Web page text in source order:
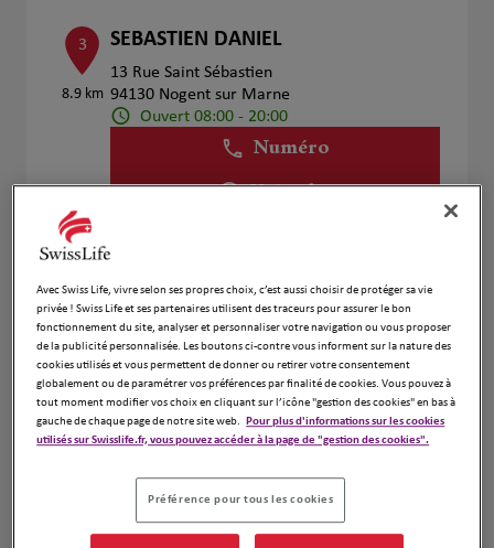
3
8.9 km
SEBASTIEN DANIEL
13 Rue Saint Sébastien
94130 Nogent sur Marne
Ouvert 08:00 - 20:00
Numéro
Voir plus
4
10.31
km
Caroline Ruiz
11 Rue de l'église
94300 Vincennes
Fermé aujourd'hui
Ouvert sur rdv 08:00 - 18:00
Numéro
Prendre RDV
Avec Swiss Life, vivre selon ses propres choix, c’est aussi choisir de protéger sa vie
privée ! Swiss Life et ses partenaires utilisent des traceurs pour assurer le bon
fonctionnement du site, analyser et personnaliser votre navigation ou vous proposer
de la publicité personnalisée. Les boutons ci-contre vous informent sur la nature des
cookies utilisés et vous permettent de donner ou retirer votre consentement
globalement ou de paramétrer vos préférences par finalité de cookies. Vous pouvez à
tout moment modifier vos choix en cliquant sur l’icône "gestion des cookies" en bas à
gauche de chaque page de notre site web.
Pour plus d'informations sur les cookies
utilisés sur Swisslife.fr, vous pouvez accéder à la page de "gestion des cookies".
Préférence pour tous les cookies